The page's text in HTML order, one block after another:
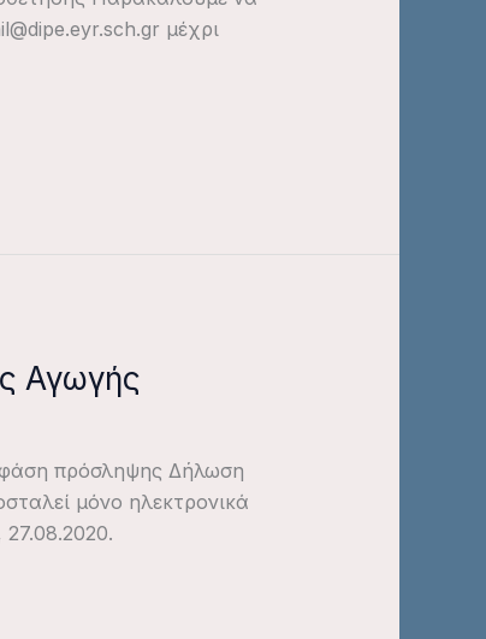
μέχρι
Αγωγής
φάση πρόσληψης Δήλωση
μόνο ηλεκτρονικά